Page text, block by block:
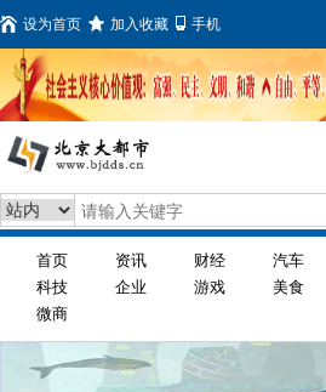
设为首页 加入收藏 手机
首页 资讯 财经 汽车
科技
企业 游戏 美食
微商